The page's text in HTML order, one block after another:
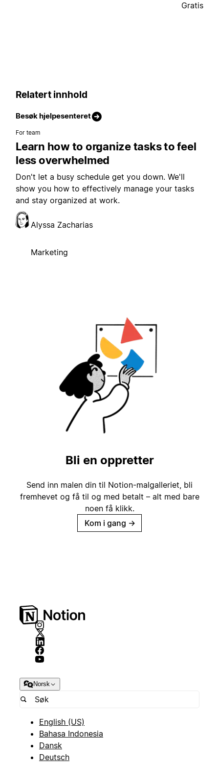
Gratis
Relatert innhold
Besøk hjelpesenteret
For team
Learn how to organize tasks to feel
less overwhelmed
Don't let a busy schedule get you down. We'll
show you how to effectively manage your tasks
and stay organized at work.
Alyssa Zacharias
Marketing
Bli en oppretter
Send inn malen din til Notion-malgalleriet, bli
fremhevet og få til og med betalt – alt med bare
noen få klikk.
Kom i gang →
Norsk
English (US)
Bahasa Indonesia
Dansk
Deutsch